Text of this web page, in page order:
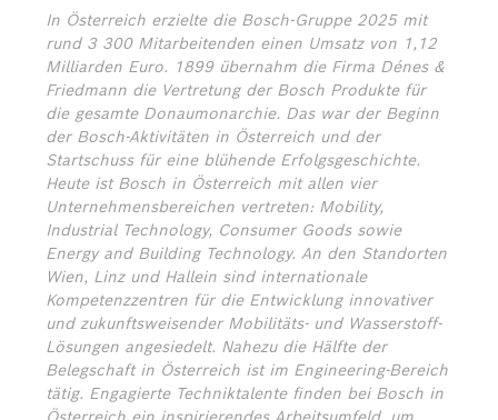
In Österreich erzielte die Bosch-Gruppe 2025 mit
rund 3 300 Mitarbeitenden einen Umsatz von 1,12
Milliarden Euro. 1899 übernahm die Firma Dénes &
Friedmann die Vertretung der Bosch Produkte für
die gesamte Donaumonarchie. Das war der Beginn
der Bosch-Aktivitäten in Österreich und der
Startschuss für eine blühende Erfolgsgeschichte.
Heute ist Bosch in Österreich mit allen vier
Unternehmensbereichen vertreten: Mobility,
Industrial Technology, Consumer Goods sowie
Energy and Building Technology. An den Standorten
Wien, Linz und Hallein sind internationale
Kompetenzzentren für die Entwicklung innovativer
und zukunftsweisender Mobilitäts- und Wasserstoff-
Lösungen angesiedelt. Nahezu die Hälfte der
Belegschaft in Österreich ist im Engineering-Bereich
tätig. Engagierte Techniktalente finden bei Bosch in